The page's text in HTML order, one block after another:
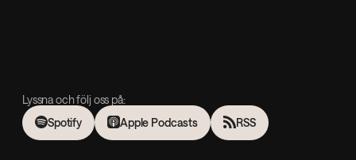
Lyssna och följ oss på:
Spotify
Apple Podcasts RSS